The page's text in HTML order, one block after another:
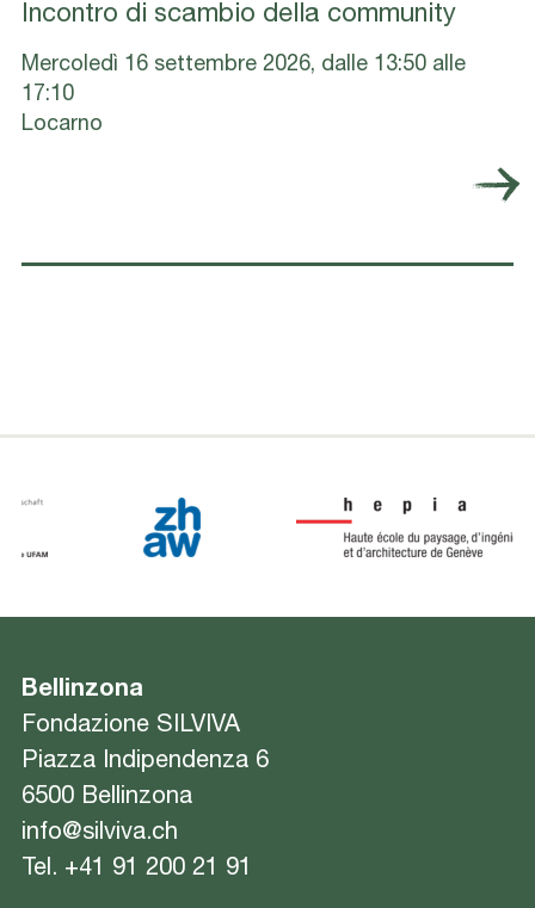
Incontro di scambio della community
Mercoledì 16 settembre 2026, dalle 13:50 alle
17:10
Locarno
Bellinzona
Fondazione SILVIVA
Piazza Indipendenza 6
6500 Bellinzona
info@silviva.ch
Tel. +41 91 200 21 91